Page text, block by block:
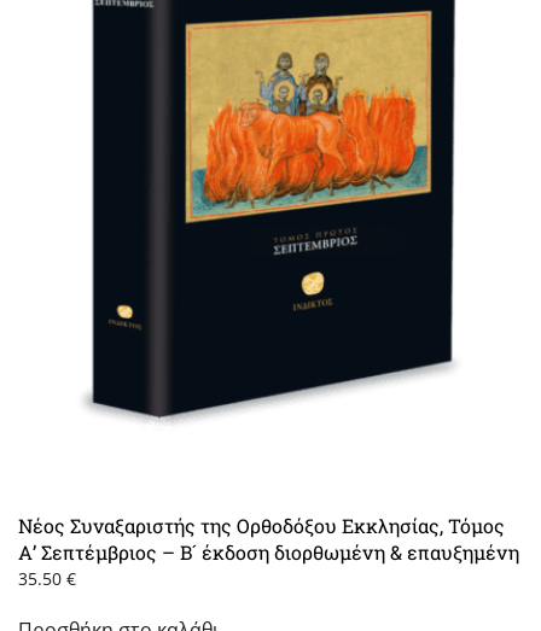
Νέος Συναξαριστής της Ορθοδόξου Εκκλησίας, Τόμος
Α’ Σεπτέμβριος – Β´ έκδοση διορθωμένη & επαυξημένη
35.50 €